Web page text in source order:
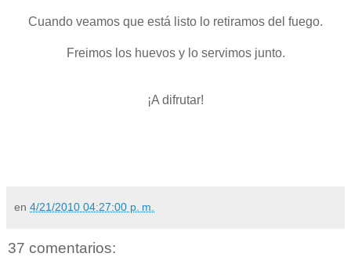
Cuando veamos que está listo lo retiramos del fuego.
Freimos los huevos y lo servimos junto.
¡A difrutar!
en 4/21/2010 04:27:00 p. m.
37 comentarios: